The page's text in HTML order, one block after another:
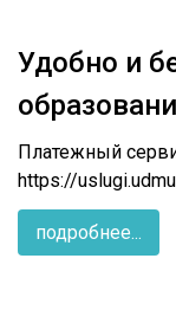
Удобно и
Платежный
https://
подробнее...